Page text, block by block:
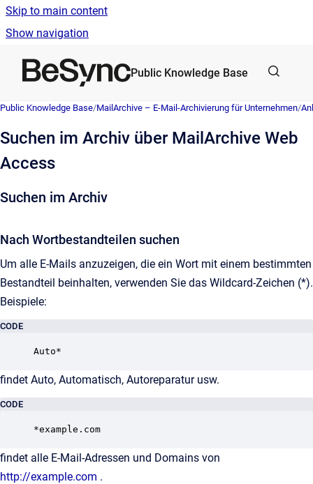
Skip to main content
Show navigation
Public Knowledge Base
Public Knowledge Base/MailArchive – E-Mail-Archivierung für Unternehmen/
Suchen im Archiv über MailArchive Web
Access
Suchen im Archiv
Nach Wortbestandteilen suchen
Um alle E-Mails anzuzeigen, die ein Wort mit einem bestimmten
Bestandteil beinhalten, verwenden Sie das Wildcard-Zeichen (*).
Beispiele:
CODE
findet Auto, Automatisch, Autoreparatur usw.
CODE
findet alle E-Mail-Adressen und Domains von
http://example.com .